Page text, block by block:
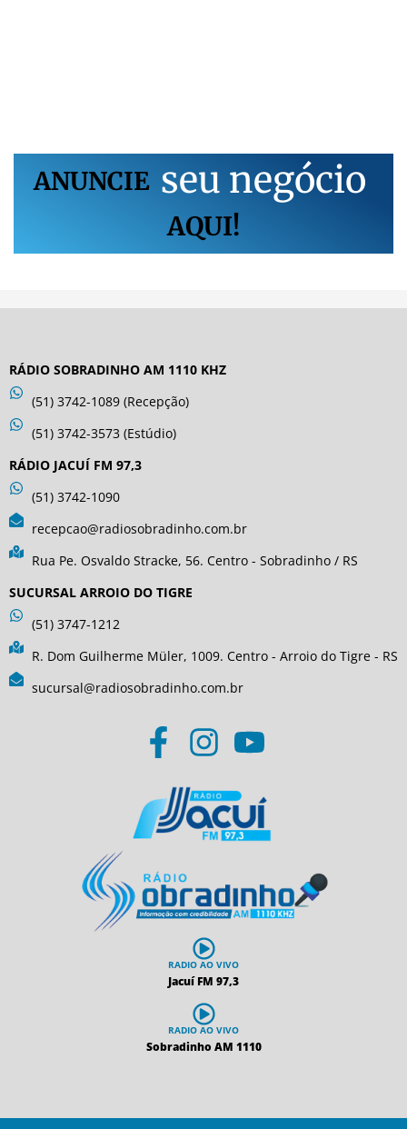
ANUNCIE seu negócio
AQUI!
RÁDIO SOBRADINHO AM 1110 KHZ
(51) 3742-1089 (Recepção)
(51) 3742-3573 (Estúdio)
RÁDIO JACUÍ FM 97,3
(51) 3742-1090
recepcao@radiosobradinho.com.br
Rua Pe. Osvaldo Stracke, 56. Centro - Sobradinho / RS
SUCURSAL ARROIO DO TIGRE
(51) 3747-1212
R. Dom Guilherme Müler, 1009. Centro - Arroio do Tigre - RS
sucursal@radiosobradinho.com.br
RADIO AO VIVO
Jacuí FM 97,3
RADIO AO VIVO
Sobradinho AM 1110